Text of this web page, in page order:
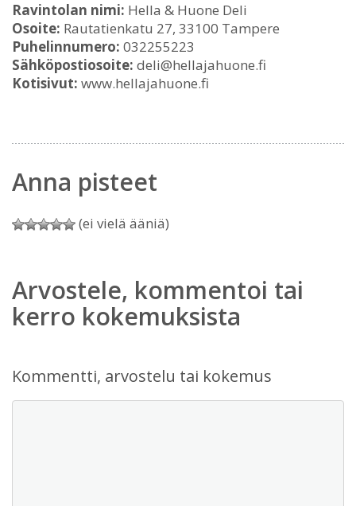
Ravintolan nimi: Hella & Huone Deli
Osoite: Rautatienkatu 27, 33100 Tampere
Puhelinnumero: 032255223
Sähköpostiosoite: deli@hellajahuone.fi
Kotisivut: www.hellajahuone.fi
Anna pisteet
(ei vielä ääniä)
Arvostele, kommentoi tai
kerro kokemuksista
Kommentti, arvostelu tai kokemus